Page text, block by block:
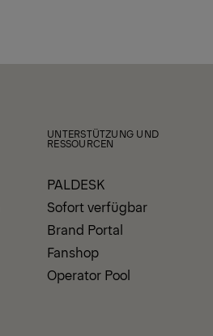
UNTERSTÜTZUNG UND
RESSOURCEN
PALDESK
Sofort verfügbar
Brand Portal
Fanshop
Operator Pool